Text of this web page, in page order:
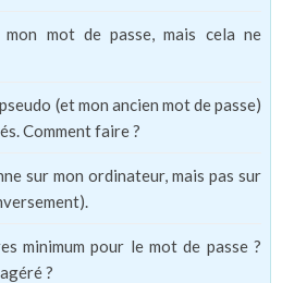
mon mot de passe, mais cela ne
(et mon ancien mot de passe)
Comment faire ?
sur mon ordinateur, mais pas sur
minimum pour le mot de passe ?
?